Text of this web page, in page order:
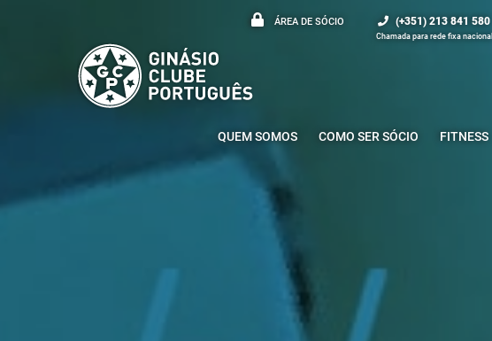
ÁREA DE SÓCIO (+351) 213 841 580
Chamada para rede fixa nacional
QUEM SOMOS COMO SER SÓCIO FITNESS